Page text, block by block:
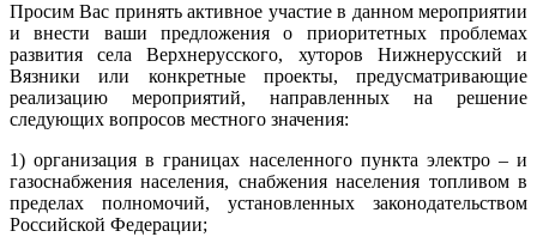
Просим Вас принять активное участие в данном мероприятии
и внести ваши предложения о приоритетных проблемах
развития села Верхнерусского, хуторов Нижнерусский и
Вязники или конкретные проекты, предусматривающие
реализацию мероприятий, направленных на решение
следующих вопросов местного значения:
1) организация в границах населенного пункта электро – и
газоснабжения населения, снабжения населения топливом в
пределах полномочий, установленных законодательством
Российской Федерации;